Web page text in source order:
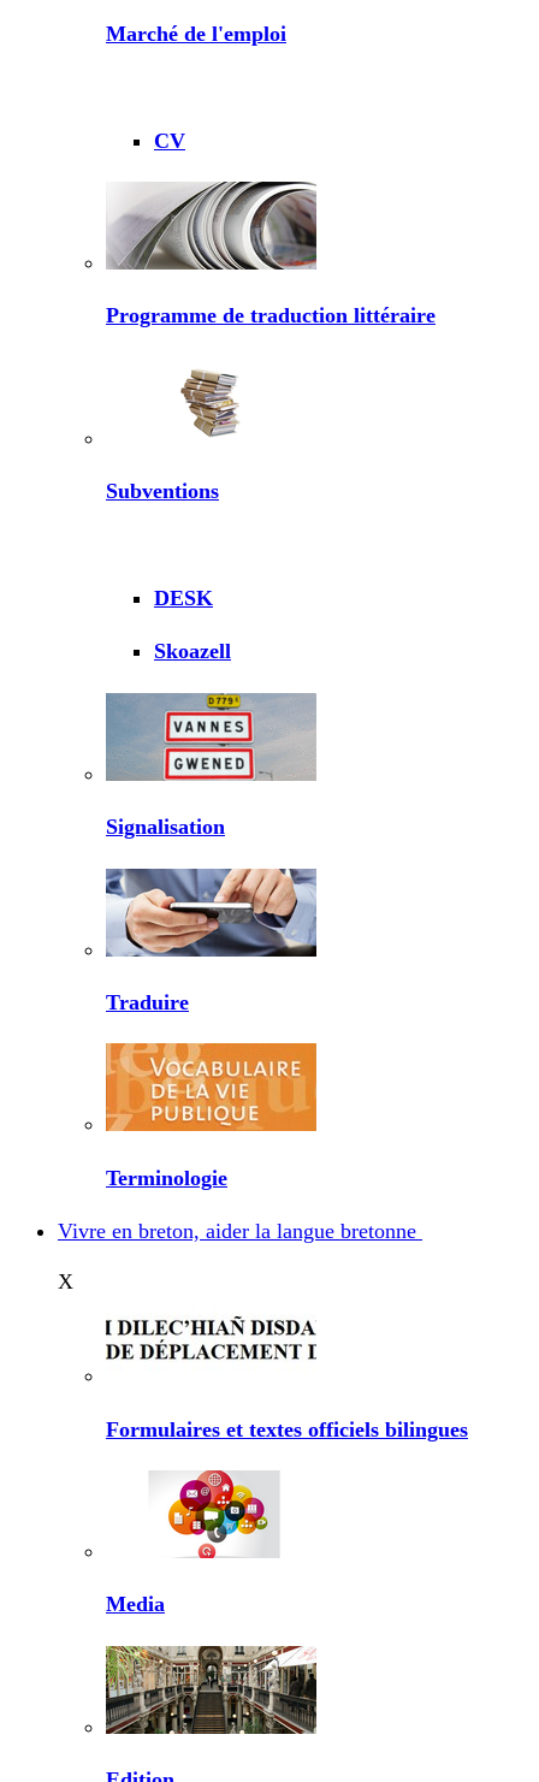
Marché de l'emploi
CV
Programme de traduction littéraire
Subventions
DESK
Skoazell
Signalisation
Traduire
Terminologie
Vivre en breton, aider la langue bretonne
X
Formulaires et textes officiels bilingues
Media